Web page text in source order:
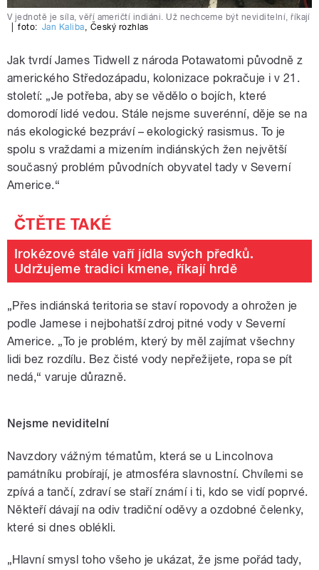
V jednotě je síla, věří američtí indiáni. Už nechceme být neviditelní, říkají
foto: Jan Kaliba Český rozhlas
Jak tvrdí James Tidwell z národa Potawatomi původně z
amerického Středozápadu, kolonizace pokračuje i v 21.
století: „Je potřeba, aby se vědělo o bojích, které
domorodí lidé vedou. Stále nejsme suverénní, děje se na
nás ekologické bezpráví – ekologický rasismus. To je
spolu s vraždami a mizením indiánských žen největší
současný problém původních obyvatel tady v Severní
Americe.“
Irokézové stále vaří jídla svých předků.
Udržujeme tradici kmene, říkají hrdě
„Přes indiánská teritoria se staví ropovody a ohrožen je
podle Jamese i nejbohatší zdroj pitné vody v Severní
Americe. „To je problém, který by měl zajímat všechny
lidi bez rozdílu. Bez čisté vody nepřežijete, ropa se pít
nedá,“ varuje důrazně.
Nejsme neviditelní
Navzdory vážným tématům, která se u Lincolnova
památníku probírají, je atmosféra slavnostní. Chvílemi se
zpívá a tančí, zdraví se staří známí i ti, kdo se vidí poprvé.
Někteří dávají na odiv tradiční oděvy a ozdobné čelenky,
které si dnes oblékli.
„Hlavní smysl toho všeho je ukázat, že jsme pořád tady,